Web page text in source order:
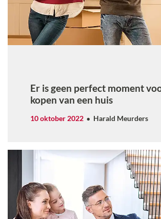
Er is geen perfect moment
kopen van een huis
10 oktober 2022 Harald Meurders